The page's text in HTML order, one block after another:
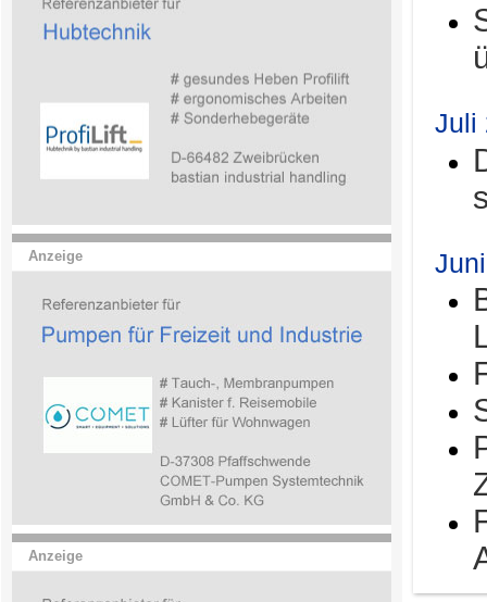
Anzeige
Anzeige
Juli